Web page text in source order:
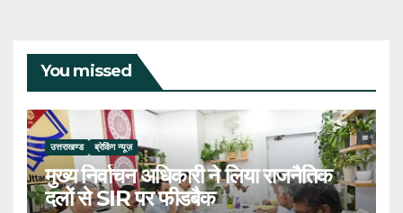
You missed
उत्तराखण्ड ब्रेकिंग न्यूज़
मुख्य निर्वाचन अधिकारी ने लिया राजनैतिक
दलों से SIR पर फीडबैक